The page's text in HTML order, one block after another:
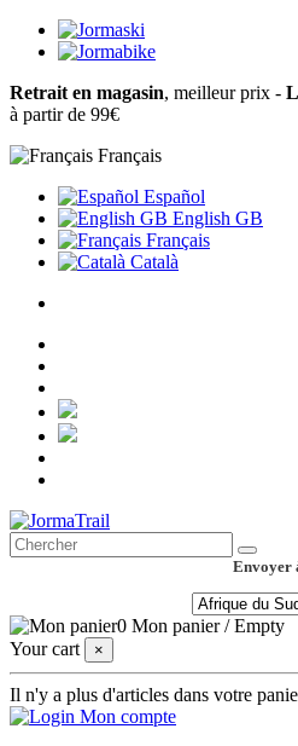
Retrait en magasin, meilleur prix -
à partir de 99€
Français
Español
English GB
Français
Català
Envoyer
0 Mon panier /Empty
Your cart
×
Il n'y a plus d'articles dans votre
Mon compte